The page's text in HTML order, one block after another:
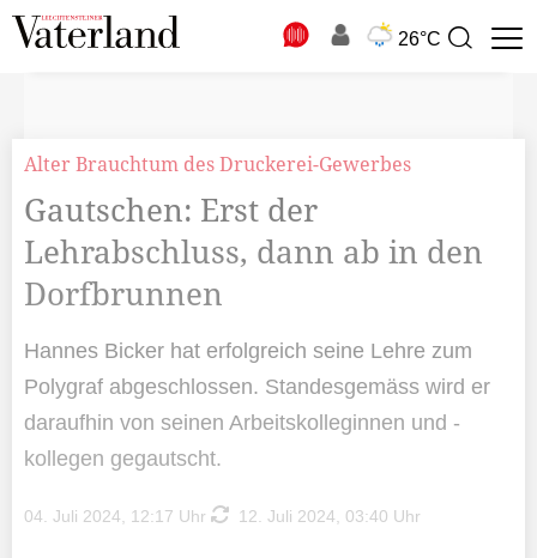
26°C
Suchbegriff
Alter Brauchtum des Druckerei-Gewerbes
Gautschen: Erst der
Lehrabschluss, dann ab in den
Dorfbrunnen
Hannes Bicker hat erfolgreich seine Lehre zum
Polygraf abgeschlossen. Standesgemäss wird er
daraufhin von seinen Arbeitskolleginnen und -
kollegen gegautscht.
04. Juli 2024, 12:17 Uhr 12. Juli 2024, 03:40 Uhr